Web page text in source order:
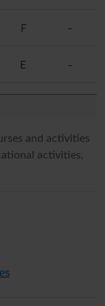
F -
E -
and activities
activities,